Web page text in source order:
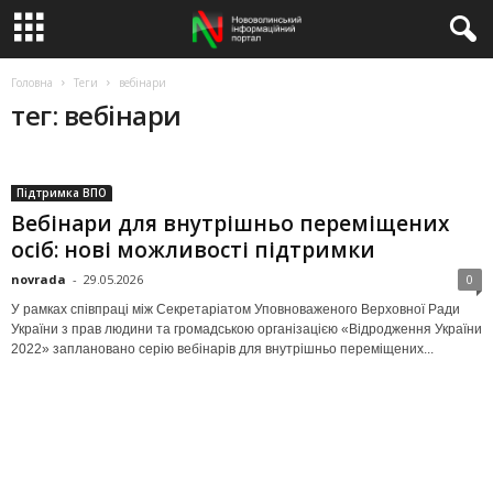
Головна Теги вебінари
тег: вебінари
Підтримка ВПО
Вебінари для внутрішньо переміщених
осіб: нові можливості підтримки
novrada - 29.05.2026 0
У рамках співпраці між Секретаріатом Уповноваженого Верховної Ради
України з прав людини та громадською організацією «Відродження України
2022» заплановано серію вебінарів для внутрішньо переміщених...